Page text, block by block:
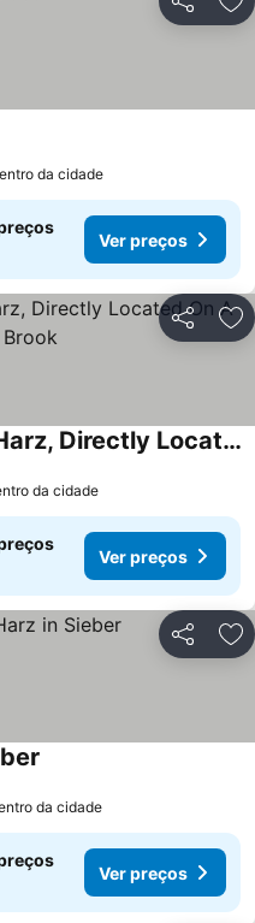
Partilhar
da cidade
Ver preços
Partilhar
Holiday Home In Pretty Harz, Directly Located On A Mountain Brook
da cidade
Ver preços
Partilhar
da cidade
Ver preços